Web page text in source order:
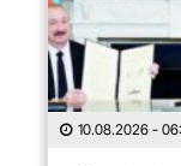
10.08.2026 -